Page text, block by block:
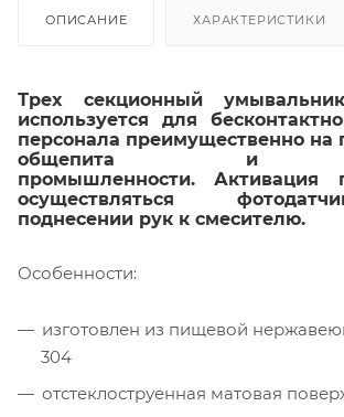
ОПИСАНИЕ ХАРАКТЕРИСТИКИ
Трех секционный умывальник
используется для
персонала преимущественно на
общепита и
промышленности. Активация
осуществляться
поднесении рук к смесителю.
Особенности:
изготовлен из пищевой
304
отстеклоструенная матовая